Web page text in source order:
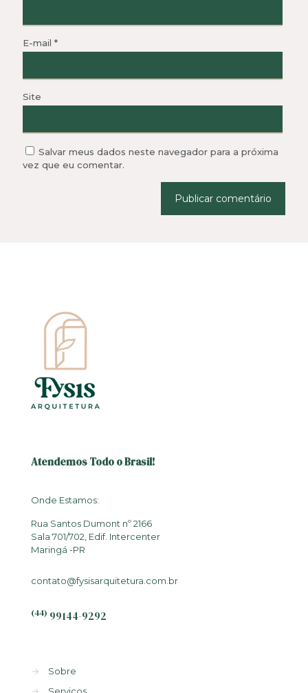
E-mail *
Site
Salvar meus dados neste navegador para a próxima
vez que eu comentar.
Atendemos Todo o Brasil!
Onde Estamos:
Rua Santos Dumont nº 2166
Sala 701/702, Edif. Intercenter
Maringá -PR
contato@fysisarquitetura.com.br
(44) 99144-9292
→
Sobre